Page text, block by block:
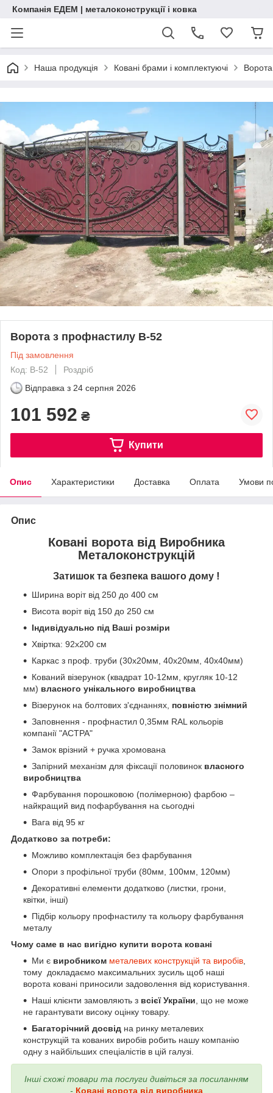
Компанія ЕДЕМ | металоконструкції і ковка
Наша продукція Ковані брами і комплектуючі
Ворота з профнастилу В-52
Під замовлення
Код: В-52
Роздріб
Відправка з 24 серпня 2026
101 592 ₴
Купити
Опис Характеристики Доставка Оплата Умови
Опис
Ковані ворота від Виробника
Металоконструкцій
Затишок та безпека вашого дому !
Ширина воріт від 250 до 400 см
Висота воріт від 150 до 250 см
Індивідуально під Ваші розміри
Хвіртка: 92х200 см
Каркас з проф. труби (30х20мм, 40х20мм, 40х40мм)
Кований візерунок (квадрат 10-12мм, кругляк 10-12
мм) власного унікального виробництва
Візерунок на болтових з'єднаннях, повністю знімний
Заповнення - профнастил 0,35мм RAL кольорів
компанії "АСТРА"
Замок врізний + ручка хромована
Запірний механізм для фіксації половинок власного
виробництва
Фарбування порошковою (полімерною) фарбою –
найкращий вид пофарбування на сьогодні
Вага від 95 кг
Додатково за потреби:
Можливо комплектація без фарбування
Опори з профільної труби (80мм, 100мм, 120мм)
Декоративні елементи додатково (листки, грони,
квітки, інші)
Підбір кольору профнастилу та кольору фарбування
металу
Чому саме в нас вигідно купити ворота ковані
Ми є виробником металевих конструкцій та виробів,
тому докладаємо максимальних зусиль щоб наші
ворота ковані приносили задоволення від користування.
Наші клієнти замовляють з всієї України, що не може
не гарантувати високу оцінку товару.
Багаторічний досвід на ринку металевих
конструкцій та кованих виробів робить нашу компанію
одну з найбільших спеціалістів в цій галузі.
Інші схожі товари та послуги дивіться за посиланням
- Ковані ворота від виробника